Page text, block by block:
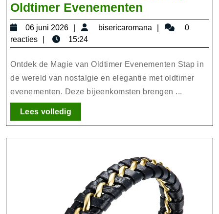
Oldtimer Evenementen
Oldtimer
06 juni 2026
06
juni
2026
bisericaromana bisericaromana
0
reacties
15:24
Ontdek de Magie van Oldtimer Evenementen Stap in
de wereld van nostalgie en elegantie met oldtimer
evenementen. Deze bijeenkomsten brengen ...
Lees volledigLees
volledig